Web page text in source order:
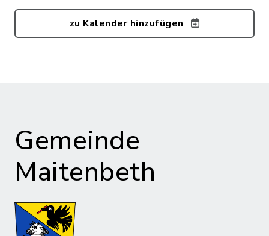
zu Kalender hinzufügen
Gemeinde
Maitenbeth